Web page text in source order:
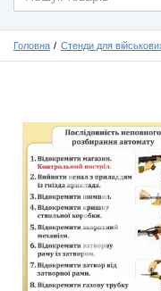
Головна Стенди для